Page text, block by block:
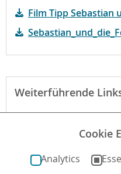
Film Tipp Sebastian
Weiterführende
Begründung der fbw
Cookie
Analytics